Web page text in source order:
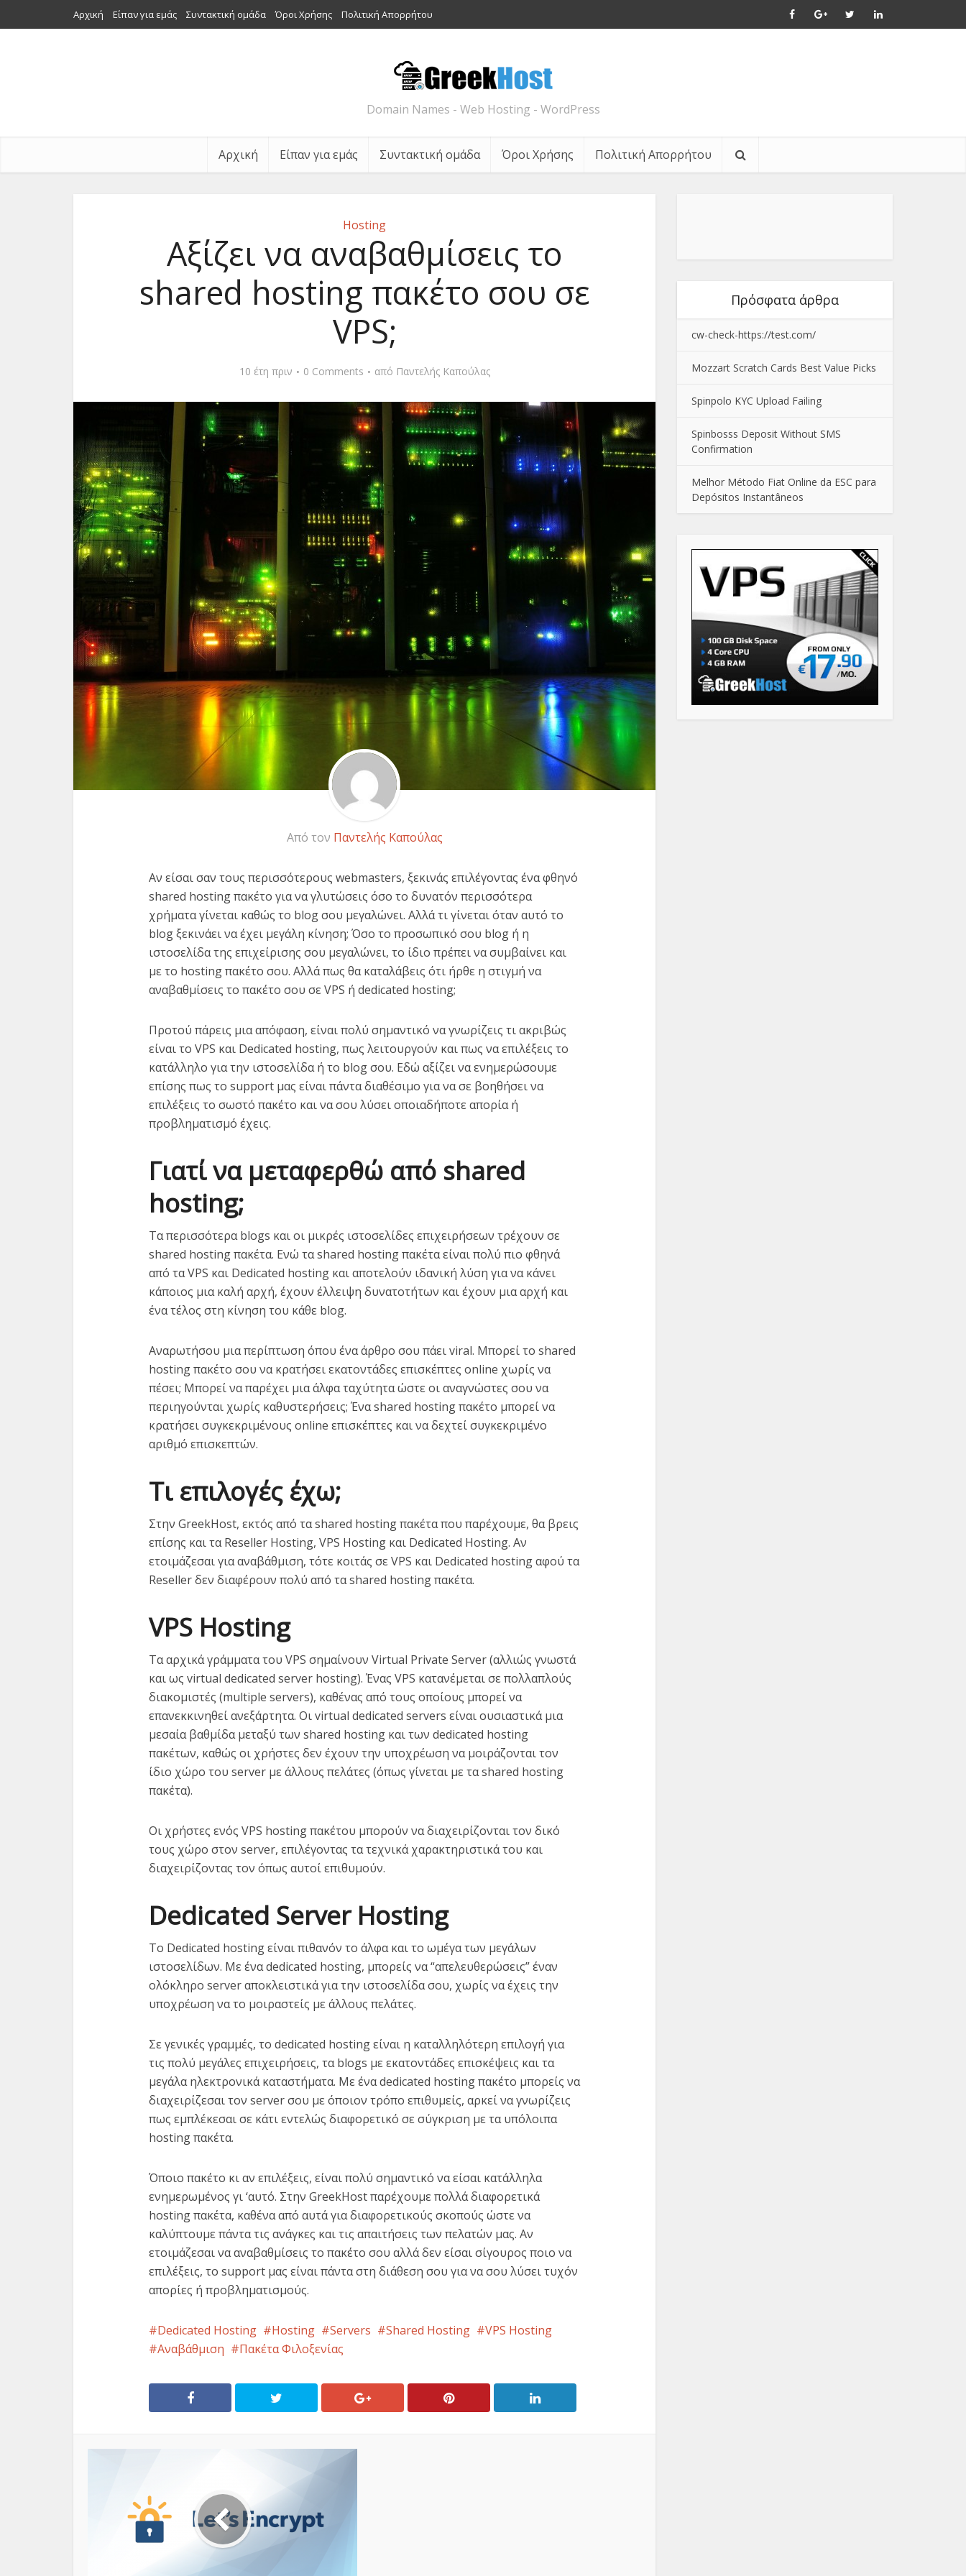
Αρχική Είπαν για εμάς Συντακτική ομάδα Όροι Χρήσης Πολιτική Απορρήτου
Domain Names - Web Hosting - WordPress
Αρχική Είπαν για εμάς Συντακτική ομάδα Όροι Χρήσης Πολιτική Απορρήτου
Hosting
Αξίζει να αναβαθμίσεις το
shared hosting πακέτο σου σε
VPS;
10 έτη πριν 0 Comments από Παντελής Καπούλας
Από τον Παντελής Καπούλας
Αν είσαι σαν τους περισσότερους webmasters, ξεκινάς επιλέγοντας ένα φθηνό
shared hosting πακέτο για να γλυτώσεις όσο το δυνατόν περισσότερα
χρήματα γίνεται καθώς το blog σου μεγαλώνει. Αλλά τι γίνεται όταν αυτό το
blog ξεκινάει να έχει μεγάλη κίνηση; Όσο το προσωπικό σου blog ή η
ιστοσελίδα της επιχείρισης σου μεγαλώνει, το ίδιο πρέπει να συμβαίνει και
με το hosting πακέτο σου. Αλλά πως θα καταλάβεις ότι ήρθε η στιγμή να
αναβαθμίσεις το πακέτο σου σε VPS ή dedicated hosting;
Προτού πάρεις μια απόφαση, είναι πολύ σημαντικό να γνωρίζεις τι ακριβώς
είναι το VPS και Dedicated hosting, πως λειτουργούν και πως να επιλέξεις το
κατάλληλο για την ιστοσελίδα ή το blog σου. Εδώ αξίζει να ενημερώσουμε
επίσης πως το support μας είναι πάντα διαθέσιμο για να σε βοηθήσει να
επιλέξεις το σωστό πακέτο και να σου λύσει οποιαδήποτε απορία ή
προβληματισμό έχεις.
Γιατί να μεταφερθώ από shared
hosting;
Τα περισσότερα blogs και οι μικρές ιστοσελίδες επιχειρήσεων τρέχουν σε
shared hosting πακέτα. Ενώ τα shared hosting πακέτα είναι πολύ πιο φθηνά
από τα VPS και Dedicated hosting και αποτελούν ιδανική λύση για να κάνει
κάποιος μια καλή αρχή, έχουν έλλειψη δυνατοτήτων και έχουν μια αρχή και
ένα τέλος στη κίνηση του κάθε blog.
Αναρωτήσου μια περίπτωση όπου ένα άρθρο σου πάει viral. Μπορεί το shared
hosting πακέτο σου να κρατήσει εκατοντάδες επισκέπτες online χωρίς να
πέσει; Μπορεί να παρέχει μια άλφα ταχύτητα ώστε οι αναγνώστες σου να
περιηγούνται χωρίς καθυστερήσεις; Ένα shared hosting πακέτο μπορεί να
κρατήσει συγκεκριμένους online επισκέπτες και να δεχτεί συγκεκριμένο
αριθμό επισκεπτών.
Τι επιλογές έχω;
Στην GreekHost, εκτός από τα shared hosting πακέτα που παρέχουμε, θα βρεις
επίσης και τα Reseller Hosting, VPS Hosting και Dedicated Hosting. Αν
ετοιμάζεσαι για αναβάθμιση, τότε κοιτάς σε VPS και Dedicated hosting αφού τα
Reseller δεν διαφέρουν πολύ από τα shared hosting πακέτα.
VPS Hosting
Τα αρχικά γράμματα του VPS σημαίνουν Virtual Private Server (αλλιώς γνωστά
και ως virtual dedicated server hosting). Ένας VPS κατανέμεται σε πολλαπλούς
διακομιστές (multiple servers), καθένας από τους οποίους μπορεί να
επανεκκινηθεί ανεξάρτητα. Οι virtual dedicated servers είναι ουσιαστικά μια
μεσαία βαθμίδα μεταξύ των shared hosting και των dedicated hosting
πακέτων, καθώς οι χρήστες δεν έχουν την υποχρέωση να μοιράζονται τον
ίδιο χώρο του server με άλλους πελάτες (όπως γίνεται με τα shared hosting
πακέτα).
Οι χρήστες ενός VPS hosting πακέτου μπορούν να διαχειρίζονται τον δικό
τους χώρο στον server, επιλέγοντας τα τεχνικά χαρακτηριστικά του και
διαχειρίζοντας τον όπως αυτοί επιθυμούν.
Dedicated Server Hosting
Το Dedicated hosting είναι πιθανόν το άλφα και το ωμέγα των μεγάλων
ιστοσελίδων. Με ένα dedicated hosting, μπορείς να “απελευθερώσεις” έναν
ολόκληρο server αποκλειστικά για την ιστοσελίδα σου, χωρίς να έχεις την
υποχρέωση να το μοιραστείς με άλλους πελάτες.
Σε γενικές γραμμές, το dedicated hosting είναι η καταλληλότερη επιλογή για
τις πολύ μεγάλες επιχειρήσεις, τα blogs με εκατοντάδες επισκέψεις και τα
μεγάλα ηλεκτρονικά καταστήματα. Με ένα dedicated hosting πακέτο μπορείς να
διαχειρίζεσαι τον server σου με όποιον τρόπο επιθυμείς, αρκεί να γνωρίζεις
πως εμπλέκεσαι σε κάτι εντελώς διαφορετικό σε σύγκριση με τα υπόλοιπα
hosting πακέτα.
Όποιο πακέτο κι αν επιλέξεις, είναι πολύ σημαντικό να είσαι κατάλληλα
ενημερωμένος γι ‘αυτό. Στην GreekHost παρέχουμε πολλά διαφορετικά
hosting πακέτα, καθένα από αυτά για διαφορετικούς σκοπούς ώστε να
καλύπτουμε πάντα τις ανάγκες και τις απαιτήσεις των πελατών μας. Αν
ετοιμάζεσαι να αναβαθμίσεις το πακέτο σου αλλά δεν είσαι σίγουρος ποιο να
επιλέξεις, το support μας είναι πάντα στη διάθεση σου για να σου λύσει τυχόν
απορίες ή προβληματισμούς.
Dedicated Hosting Hosting Servers Shared Hosting
VPS Hosting
Αναβάθμιση
Πακέτα Φιλοξενίας
Πρόσφατα άρθρα
cw-check-https://test.com/
Mozzart Scratch Cards Best Value Picks
Spinpolo KYC Upload Failing
Spinbosss Deposit Without SMS
Confirmation
Melhor Método Fiat Online da ESC para
Depósitos Instantâneos